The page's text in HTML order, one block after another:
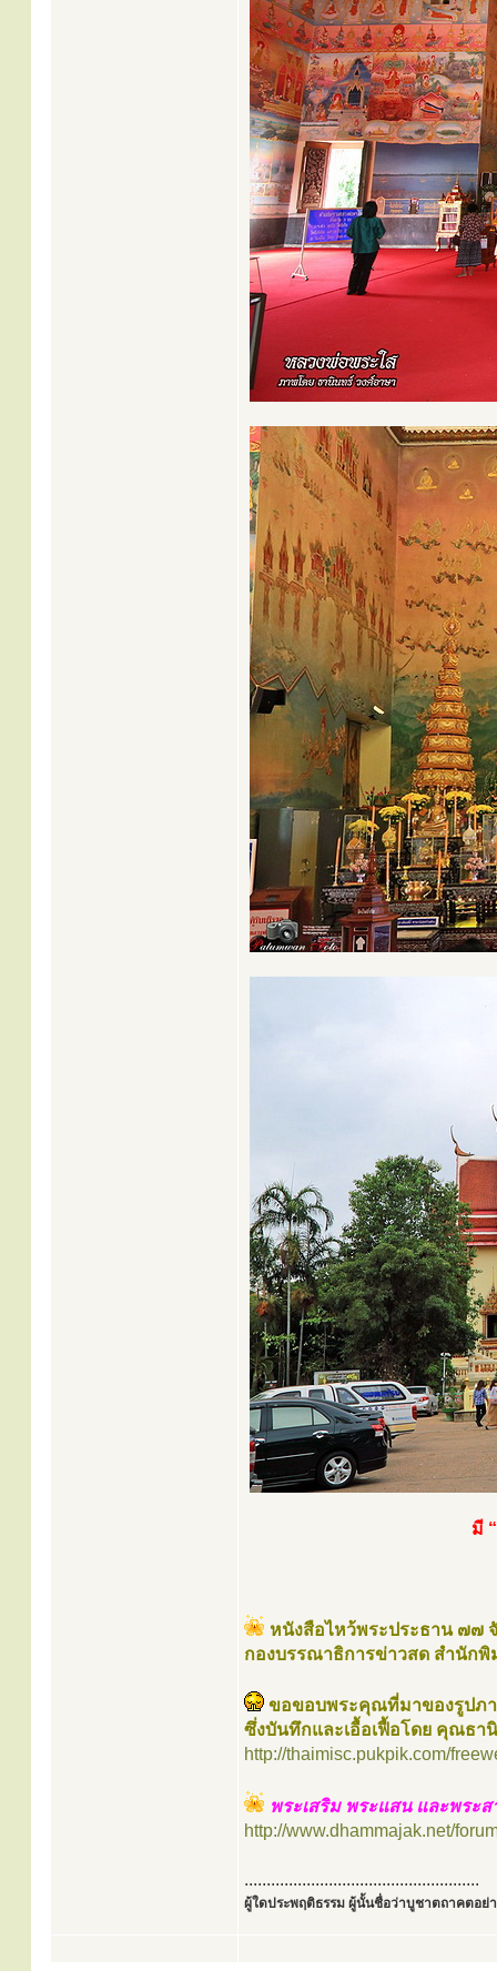
มี
หนังสือไหว้พระประธาน ๗๗
กองบรรณาธิการข่าวสด สำนัก
ขอขอบพระคุณที่มาของรูปภ
ซึ่งบันทึกและเอื้อเฟื้อโดย คุณธา
http://thaimisc.pukpik.com/
พระเสริม พระแสน และพระ
http://www.dhammajak.net/
.....................................................
ผู้ใดประพฤติธรรม ผู้นั้นชื่อว่าบูชาตถาคตอย่า